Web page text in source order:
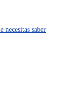
necesitas saber